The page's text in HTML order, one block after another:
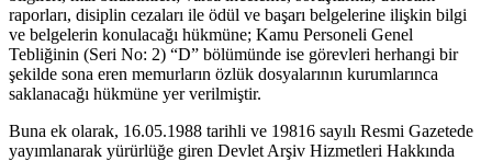
raporları, disiplin cezaları ile ödül ve başarı belgelerine ilişkin bilgi
ve belgelerin konulacağı hükmüne; Kamu Personeli Genel
Tebliğinin (Seri No: 2) “D” bölümünde ise görevleri herhangi bir
şekilde sona eren memurların özlük dosyalarının kurumlarınca
saklanacağı hükmüne yer verilmiştir.
Buna ek olarak, 16.05.1988 tarihli ve 19816 sayılı Resmi Gazetede
yayımlanarak yürürlüğe giren Devlet Arşiv Hizmetleri Hakkında